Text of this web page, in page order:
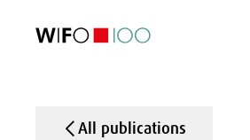
All publications